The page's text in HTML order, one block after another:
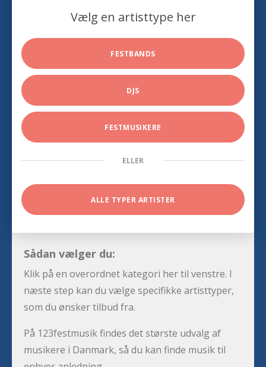
Vælg en artisttype her
FESTBANDS
DJS
FESTMUSIKERE
ELLER
ALLE TYPER ARTISTER
Sådan vælger du:
Klik på en overordnet kategori her til venstre. I
næste step kan du vælge specifikke artisttyper,
som du ønsker tilbud fra.
På 123festmusik findes det største udvalg af
musikere i Danmark, så du kan finde musik til